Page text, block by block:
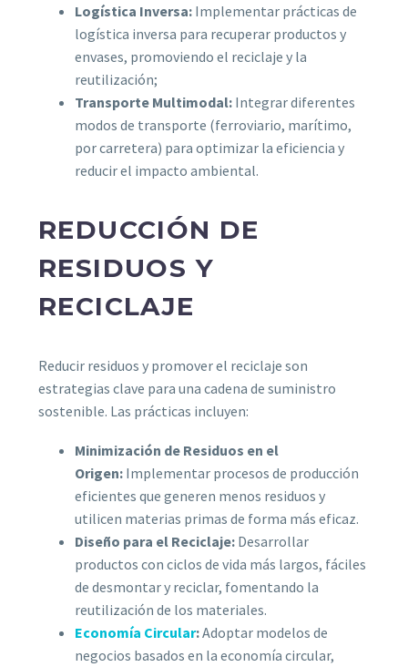
Logística Inversa: Implementar prácticas de
logística inversa para recuperar productos y
envases, promoviendo el reciclaje y la
reutilización;
Transporte Multimodal: Integrar diferentes
modos de transporte (ferroviario, marítimo,
por carretera) para optimizar la eficiencia y
reducir el impacto ambiental.
REDUCCIÓN DE
RESIDUOS Y
RECICLAJE
Reducir residuos y promover el reciclaje son
estrategias clave para una cadena de suministro
sostenible. Las prácticas incluyen:
Minimización de Residuos en el
Origen: Implementar procesos de producción
eficientes que generen menos residuos y
utilicen materias primas de forma más eficaz.
Diseño para el Reciclaje: Desarrollar
productos con ciclos de vida más largos, fáciles
de desmontar y reciclar, fomentando la
reutilización de los materiales.
Economía Circular:Adoptar modelos de
negocios basados en la economía circular,